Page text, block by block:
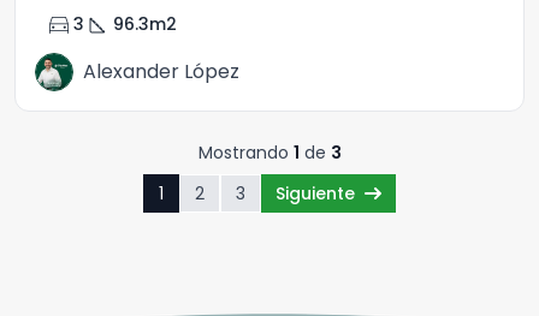
directions_car 3 square_foot 96.3m2
Alexander López
Mostrando 1 de 3
1
2 3 Siguiente